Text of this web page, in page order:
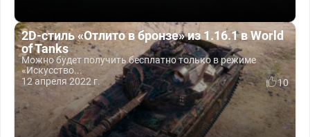
2D-стиль «Отлито в бронзе» из 1.16.1 в World
of Tanks
Можно будет получить бесплатно только в режиме
«Искусство...
12 апреля 2022 г.
10